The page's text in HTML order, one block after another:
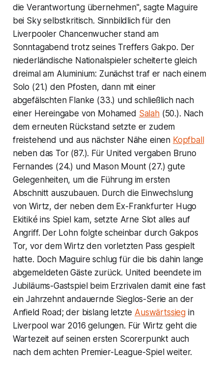
die Verantwortung übernehmen", sagte Maguire
bei Sky selbstkritisch. Sinnbildlich für den
Liverpooler Chancenwucher stand am
Sonntagabend trotz seines Treffers Gakpo. Der
niederländische Nationalspieler scheiterte gleich
dreimal am Aluminium: Zunächst traf er nach einem
Solo (21.) den Pfosten, dann mit einer
abgefälschten Flanke (33.) und schließlich nach
einer Hereingabe von Mohamed Salah(50.). Nach
dem erneuten Rückstand setzte er zudem
freistehend und aus nächster Nähe einen Kopfball
neben das Tor (87.). Für United vergaben Bruno
Fernandes (24.) und Mason Mount (27.) gute
Gelegenheiten, um die Führung im ersten
Abschnitt auszubauen. Durch die Einwechslung
von Wirtz, der neben dem Ex-Frankfurter Hugo
Ekitiké ins Spiel kam, setzte Arne Slot alles auf
Angriff. Der Lohn folgte scheinbar durch Gakpos
Tor, vor dem Wirtz den vorletzten Pass gespielt
hatte. Doch Maguire schlug für die bis dahin lange
abgemeldeten Gäste zurück. United beendete im
Jubiläums-Gastspiel beim Erzrivalen damit eine fast
ein Jahrzehnt andauernde Sieglos-Serie an der
Anfield Road; der bislang letzte Auswärtssieg in
Liverpool war 2016 gelungen. Für Wirtz geht die
Wartezeit auf seinen ersten Scorerpunkt auch
nach dem achten Premier-League-Spiel weiter.